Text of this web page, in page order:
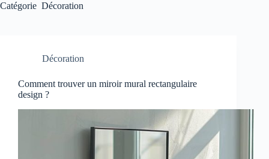
Catégorie Décoration
Décoration
Comment trouver un miroir mural rectangulaire
design ?